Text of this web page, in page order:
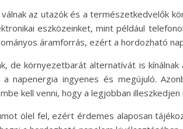
az utazók és a természetkedvelők
eszközeinket, mint például
áramforrás, ezért a hordozható
de környezetbarát alternatívát is
napenergia ingyenes és megújuló.
kell venni, hogy a legjobban illeszkedjen
ölel fel, ezért érdemes alaposan